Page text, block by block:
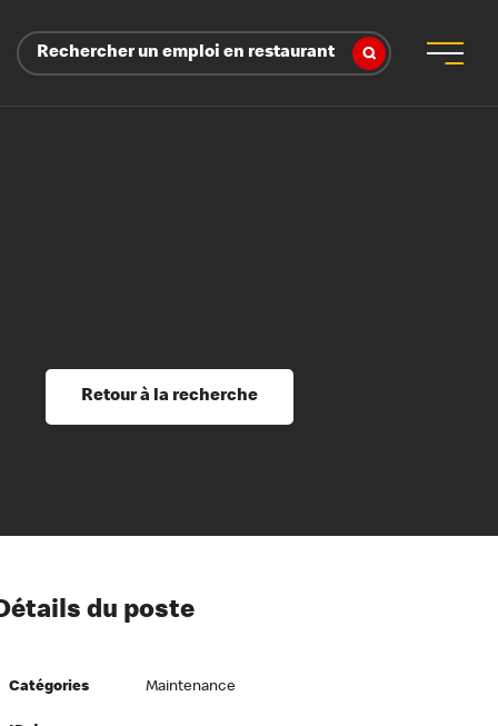
Rechercher un emploi en restaurant
et perfectionnement
du savoir
à l’égard de nos employés
directeurs
équité et inclusion
Retour à la recherche
du poste
Catégories Maintenance